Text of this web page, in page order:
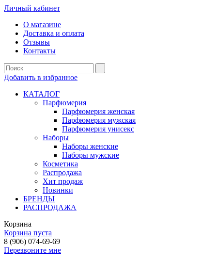
Личный кабинет
О магазине
Доставка и оплата
Отзывы
Контакты
Добавить в избранное
КАТАЛОГ
Парфюмерия
Парфюмерия женская
Парфюмерия мужская
Парфюмерия унисекс
Наборы
Наборы женские
Наборы мужские
Косметика
Распродажа
Хит продаж
Новинки
БРЕНДЫ
РАСПРОДАЖА
Корзина
Корзина пуста
8 (906) 074-69-69
Перезвоните мне